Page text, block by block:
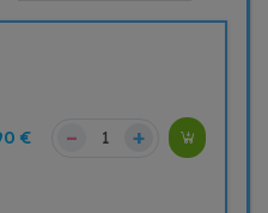
€ – +